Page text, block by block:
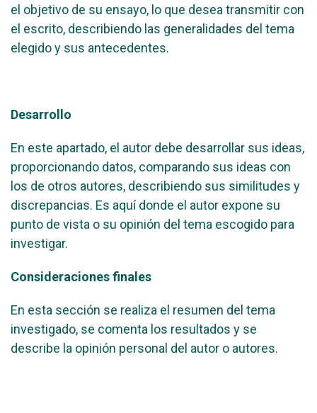
el objetivo de su ensayo, lo que desea transmitir con
el escrito, describiendo las generalidades del tema
elegido y sus antecedentes.
Desarrollo
En este apartado, el autor debe desarrollar sus ideas,
proporcionando datos, comparando sus ideas con
los de otros autores, describiendo sus similitudes y
discrepancias. Es aquí donde el autor expone su
punto de vista o su opinión del tema escogido para
investigar.
Consideraciones finales
En esta sección se realiza el resumen del tema
investigado, se comenta los resultados y se
describe la opinión personal del autor o autores.